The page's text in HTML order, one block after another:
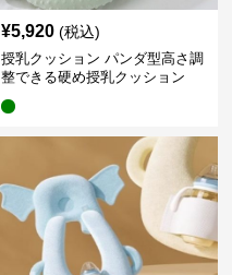
¥5,920 (税込)
授乳クッション パンダ型高さ調
整できる硬め授乳クッション